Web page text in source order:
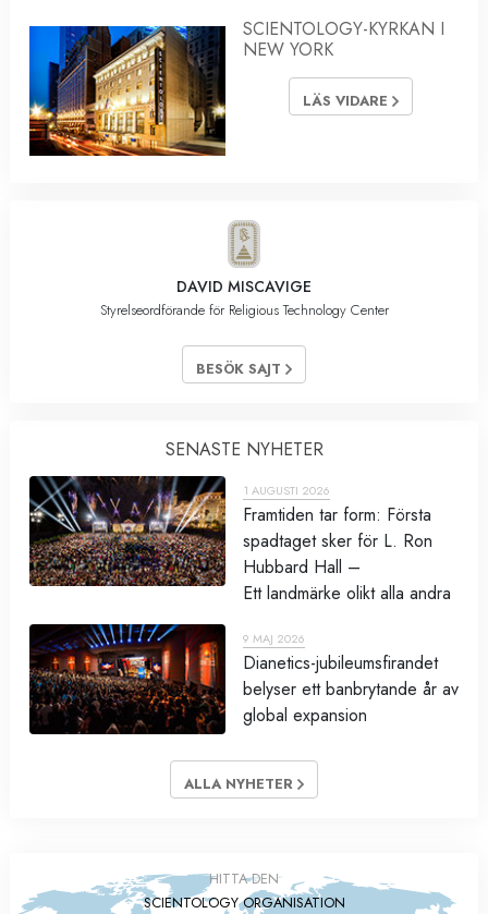
SCIENTOLOGY-KYRKAN I
NEW YORK
LÄS VIDARE
DAVID MISCAVIGE
Styrelseordförande för Religious Technology Center
BESÖK SAJT
SENASTE NYHETER
1 AUGUSTI 2026
Framtiden tar form: Första
spadtaget sker för L. Ron
Hubbard Hall –
Ett landmärke olikt alla andra
9 MAJ 2026
Dianetics-jubileumsfirandet
belyser ett banbrytande år av
global expansion
ALLA NYHETER
HITTA DEN
SCIENTOLOGY ORGANISATION